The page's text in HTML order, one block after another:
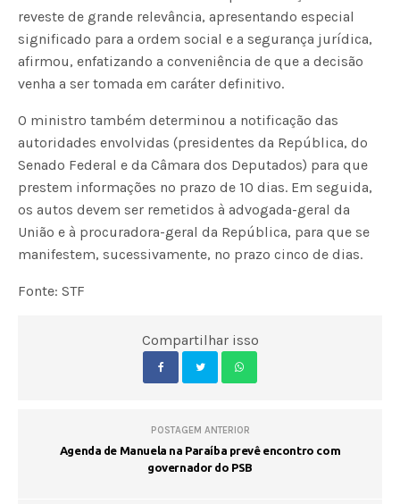
reveste de grande relevância, apresentando especial
significado para a ordem social e a segurança jurídica,
afirmou, enfatizando a conveniência de que a decisão
venha a ser tomada em caráter definitivo.
O ministro também determinou a notificação das
autoridades envolvidas (presidentes da República, do
Senado Federal e da Câmara dos Deputados) para que
prestem informações no prazo de 10 dias. Em seguida,
os autos devem ser remetidos à advogada-geral da
União e à procuradora-geral da República, para que se
manifestem, sucessivamente, no prazo cinco de dias.
Fonte: STF
Compartilhar isso
POSTAGEM ANTERIOR
Agenda de Manuela na Paraíba prevê encontro com
governador do PSB